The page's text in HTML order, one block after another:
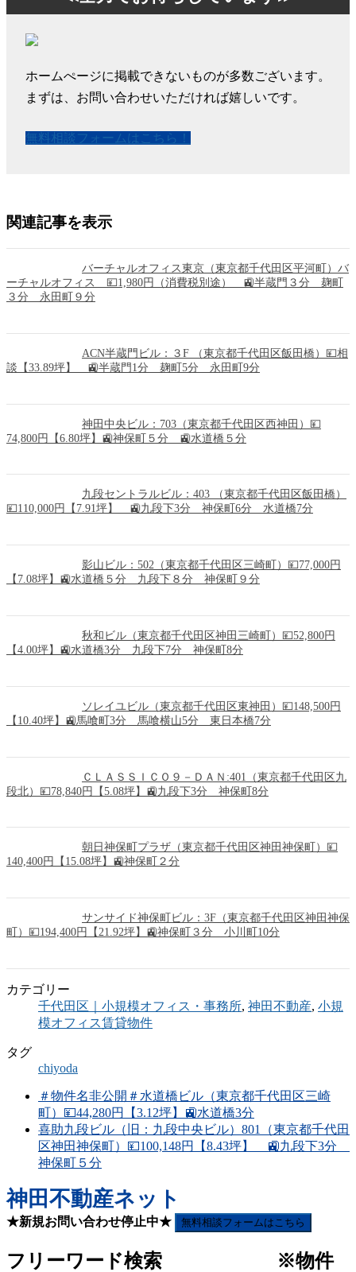
ホームぺージに掲載できないものが多数ございます。
まずは、お問い合わせいただければ嬉しいです。
無料相談フォームはこちら！
関連記事を表示
バーチャルオフィス東京（東京都千代田区平河町）バ
ーチャルオフィス 💴1,980円（消費税別途） 🚉半蔵門３分 麹町
３分 永田町９分
ACN半蔵門ビル：３F （東京都千代田区飯田橋）💴相
談【33.89坪】 🚉半蔵門1分 麹町5分 永田町9分
神田中央ビル：703（東京都千代田区西神田）💴
74,800円【6.80坪】🚉神保町５分 🚉水道橋５分
九段セントラルビル：403 （東京都千代田区飯田橋）
💴110,000円【7.91坪】 🚉九段下3分 神保町6分 水道橋7分
影山ビル：502（東京都千代田区三崎町）💴77,000円
【7.08坪】🚉水道橋５分 九段下８分 神保町９分
秋和ビル（東京都千代田区神田三崎町）💴52,800円
【4.00坪】🚉水道橋3分 九段下7分 神保町8分
ソレイユビル（東京都千代田区東神田）💴148,500円
【10.40坪】🚉馬喰町3分 馬喰横山5分 東日本橋7分
ＣＬＡＳＳＩＣＯ９－ＤＡＮ:401（東京都千代田区九
段北）💴78,840円【5.08坪】🚉九段下3分 神保町8分
朝日神保町プラザ（東京都千代田区神田神保町）💴
140,400円【15.08坪】🚉神保町２分
サンサイド神保町ビル：3F（東京都千代田区神田神保
町）💴194,400円【21.92坪】🚉神保町３分 小川町10分
カテゴリー
千代田区｜小規模オフィス・事務所, 神田不動産, 小規
模オフィス賃貸物件
タグ
chiyoda
＃物件名非公開＃水道橋ビル（東京都千代田区三崎
町）💴44,280円【3.12坪】🚉水道橋3分
喜助九段ビル（旧：九段中央ビル）801（東京都千代田
区神田神保町）💴100,148円【8.43坪】 🚉九段下3分
神保町５分
神田不動産ネット
★新規お問い合わせ停止中★ 無料相談フォームはこちら
フリーワード検索 ※物件